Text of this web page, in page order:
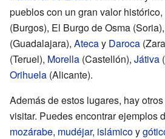
pueblos con un gran valor
(Burgos), El Burgo de Osma (Soria),
(Guadalajara), Atecay Daroca
(Teruel), Morella (Castellón), Játiva
Orihuela (Alicante).
Además de estos lugares, hay
visitar. Puedes encontrar ejemplos
mozárabe, mudéjar, islámicoy